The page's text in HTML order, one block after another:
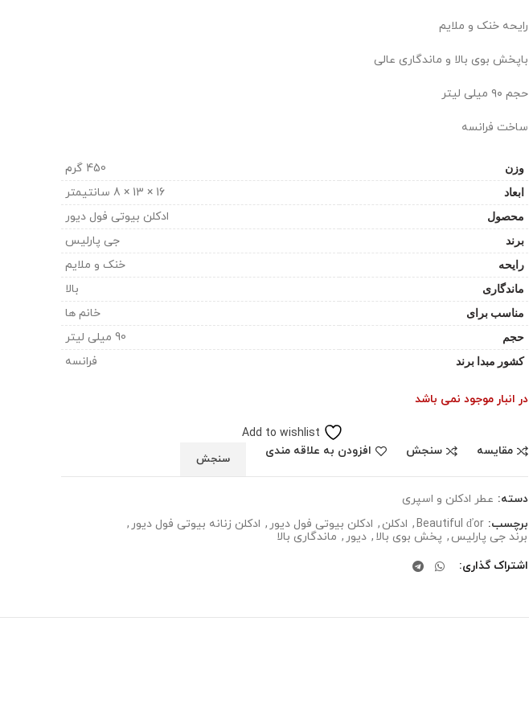
رایحه خنک و ملایم
باپخش بوی بالا و ماندگاری عالی
حجم ۹۰ میلی لیتر
ساخت فرانسه
وزن 450 گرم
ابعاد 16 × 13 × 8 سانتیمتر
محصول ادکلن بیوتی فول دیور
برند جی پارلیس
رایحه خنک و ملایم
ماندگاری بالا
مناسب برای خانم ها
حجم 90 میلی لیتر
کشور مبدا برند فرانسه
در انبار موجود نمی باشد
Add to wishlist
مقایسه
سنجش افزودن به علاقه مندی
سنجش
دسته: عطر ادکلن و اسپری
برچسب: Beautiful ďor
, ادکلن , ادکلن بیوتی فول دیور , ادکلن زنانه بیوتی فول دیور ,
برند جی پارلیس , پخش بوی بالا , دیور , ماندگاری بالا
اشتراک گذاری